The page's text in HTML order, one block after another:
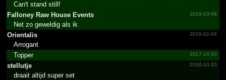
Can't stand still!
Falloney Raw House Events
2018-03-08
Net zo geweldig als ik
Orientalis
2018-02-06
Arrogant
2017-10-20
Topper
stellutje
2016-10-20
draait altijd super set